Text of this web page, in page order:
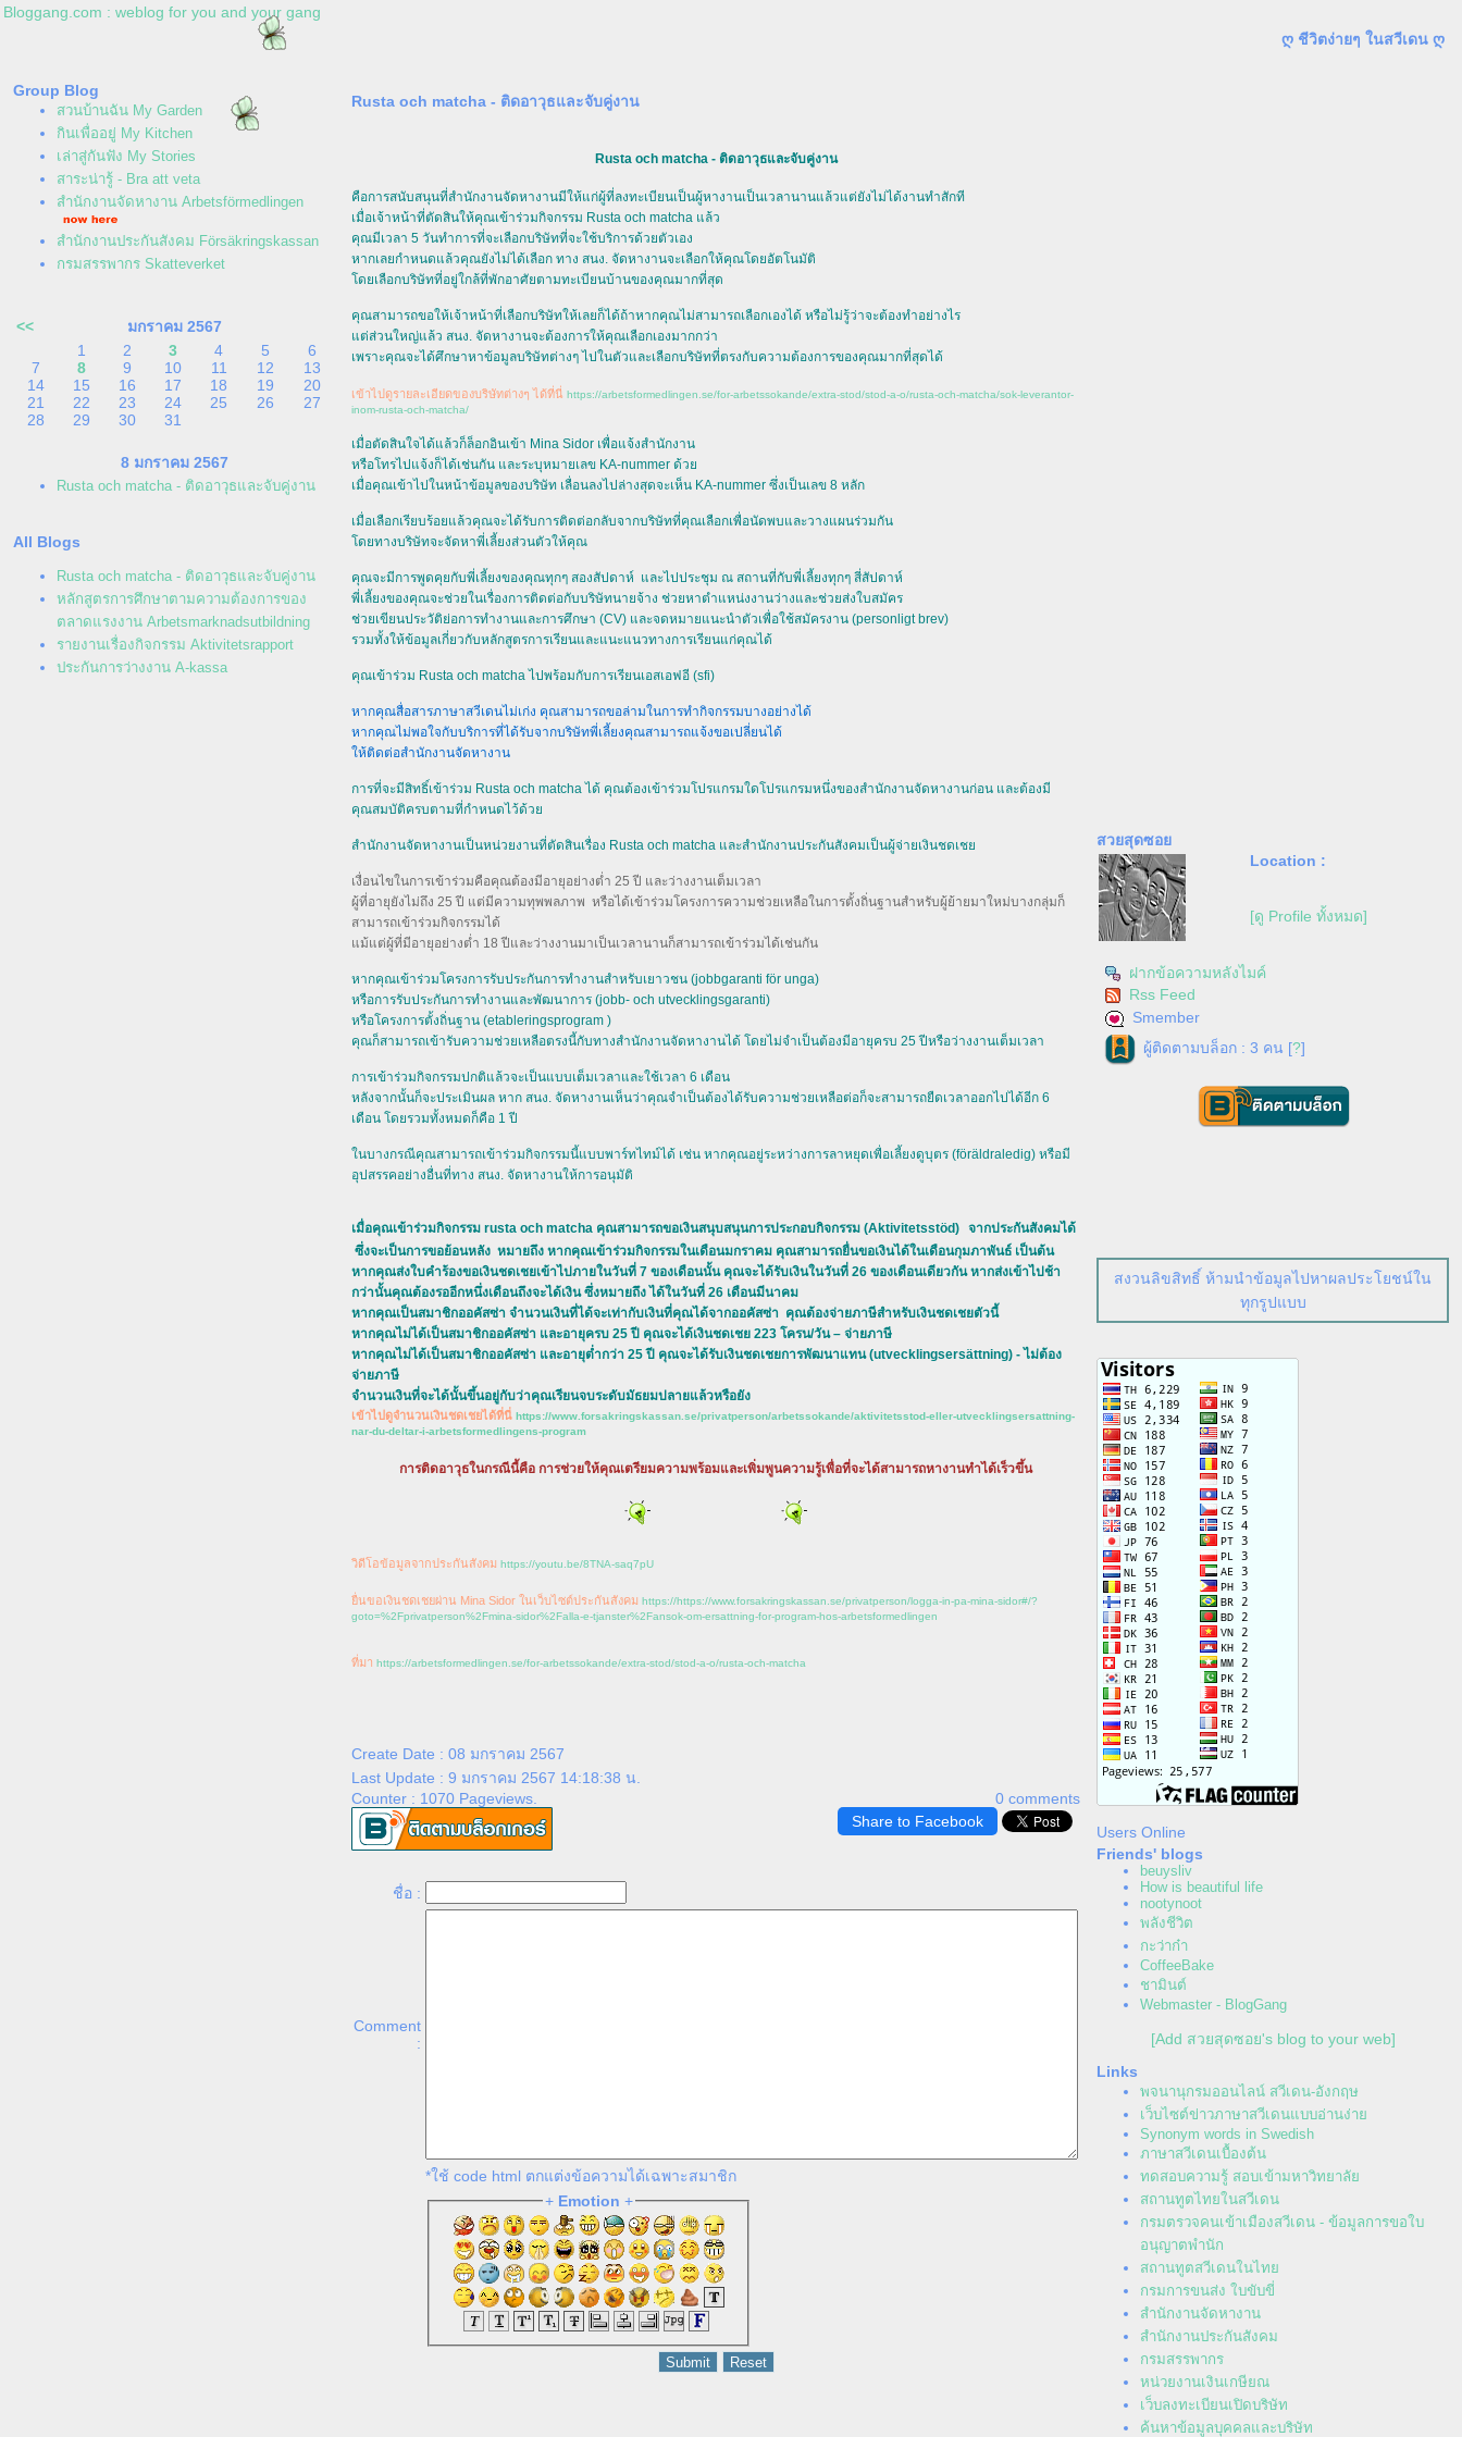
Bloggang.com : weblog for you and your gang
ღ ชีวิตง่ายๆ ในสวีเดน ღ
Group Blog
สวนบ้านฉัน My Garden
กินเพื่ออยู่ My Kitchen
เล่าสู่กันฟัง My Stories
สาระน่ารู้ - Bra att veta
สำนักงานจัดหางาน Arbetsförmedlingen
สำนักงานประกันสังคม Försäkringskassan
กรมสรรพากร Skatteverket
<<
มกราคม 2567
1
2 3 4 5
6
7
8 9 10 11 12
13
14
15 16 17 18 19
20
21
22 23 24 25 26
27
28
29 30 31
8 มกราคม 2567
Rusta och matcha - ติดอาวุธและจับคู่งาน
All Blogs
Rusta och matcha - ติดอาวุธและจับคู่งาน
หลักสูตรการศึกษาตามความต้องการของ
ตลาดแรงงาน Arbetsmarknadsutbildning
รายงานเรื่องกิจกรรม Aktivitetsrapport
ประกันการว่างงาน A-kassa
Rusta och matcha - ติดอาวุธและจับคู่งาน
Rusta och matcha - ติดอาวุธและจับคู่งาน
คือการสนับสนุนที่สำนักงานจัดหางานมีให้แก่ผู้ที่ลงทะเบียนเป็นผู้หางานเป็นเวลานานแล้วแต่ยังไม่ได้งานทำสักที
เมื่อเจ้าหน้าที่ตัดสินให้คุณเข้าร่วมกิจกรรม Rusta och matcha ล้ว
คุณมีเวลา 5 วันทำการที่จะเลือกบริษัทที่จะใช้บริการด้วยตัวเอง
หากเลยกำหนดแล้วคุณยังไม่ได้เลือก ทาง สนง. จัดหางานจะเลือกให้คุณโดยอัตโนมัติ
ดยเลือกบริษัทที่อยู่ใกล้ที่พักอาศัยตามทะเบียนบ้านของคุณมากที่สุด
คุณสามารถขอให้เจ้าหน้าที่เลือกบริษัทให้เลยก็ได้ถ้าหากคุณไม่สามารถเลือกเองได้ หรือไม่รู้ว่าจะต้องทำอย่างไร
ต่ส่วนใหญ่แล้ว สนง. จัดหางานจะต้องการให้คุณเลือกเองมากกว่า
เพราะคุณจะได้ศึกษาหาข้อมูลบริษัทต่างๆ ไปในตัวและเลือกบริษัทที่ตรงกับความต้องการของคุณมากที่สุดได้
เข้าไปดูรายละเอียดของบริษัทต่างๆ ได้ที่นี่ https://arbetsformedlingen.se/for-arbetssokande/extra-stod/stod-a-o/rusta-och-matcha/sok-leverantor-
inom-rusta-och-matcha/
เมื่อตัดสินใจได้แล้วก็ล็อกอินเข้า Mina Sidor เพื่อแจ้งสำนักงาน
หรือโทรไปแจ้งก็ได้เช่นกัน และระบุหมายเลข KA-nummer ด้ว
เมื่อคุณเข้าไปในหน้าข้อมูลของบริษัท เลื่อนลงไปล่างสุดจะเห็น KA-nummer ซึ่งเป็นเลข 8 หลัก
เมื่อเลือกเรียบร้อยแล้วคุณจะได้รับการติดต่อกลับจากบริษัทที่คุณเลือกเพื่อนัดพบและวางแผนร่วมกัน
ดยทางบริษัทจะจัดหาพี่เลี้ยงส่วนตัวให้คุณ
คุณจะมีการพูดคุยกับพี่เลี้ยงของคุณทุกๆ สองสัปดาห์ และไปประชุม ณ สถานที่กับพี่เลี้ยงทุกๆ สี่สัปดาห์
พี่เลี้ยงของคุณจะช่วยในเรื่องการติดต่อกับบริษัทนายจ้าง ช่วยหาตำแหน่งงานว่างและช่วยส่งใบสมัคร
ช่วยเขียนประวัติย่อการทำงานและการศึกษา (CV) และจดหมายแนะนำตัวเพื่อใช้สมัครงาน (personligt brev)
รวมทั้งให้ข้อมูลเกี่ยวกับหลักสูตรการเรียนและแนะแนวทางการเรียนแก่คุณได้
คุณเข้าร่วม Rusta och matcha ไปพร้อมกับการเรียนเอสเอฟอี (sfi)
หากคุณสื่อสารภาษาสวีเดนไม่เก่ง คุณสามารถขอล่ามในการทำกิจกรรมบางอย่างได้
หากคุณไม่พอใจกับบริการที่ได้รับจากบริษัทพี่เลี้ยงคุณสามารถแจ้งขอเปลี่ยนได้
ห้ติดต่อสำนักงานจัดหางาน
การที่จะมีสิทธิ์เข้าร่วม Rusta och matcha ได้ คุณต้องเข้าร่วมโปรแกรมใดโปรแกรมหนึ่งของสำนักงานจัดหางานก่อน และต้องมี
คุณสมบัติครบตามที่กำหนดไว้ด้ว
สำนักงานจัดหางานเป็นหน่วยงานที่ตัดสินเรื่อง Rusta och matcha และสำนักงานประกันสังคมเป็นผู้จ่ายเงินชดเช
เงื่อนไขในการเข้าร่วมคือคุณต้องมีอายุอย่างต่ำ 25 ปี และว่างงานเต็มเวลา
ผู้ที่อายุยังไม่ถึง 25 ปี แต่มีความทุพพลภาพ หรือได้เข้าร่วมโครงการความช่วยเหลือในการตั้งถิ่นฐานสำหรับผู้ย้ายมาใหม่บางกลุ่มก็
สามารถเข้าร่วมกิจกรรมได้
ม้แต่ผู้ที่มีอายุอย่างต่ำ 18 ปีและว่างงานมาเป็นเวลานานก็สามารถเข้าร่วมได้เช่นกัน
หากคุณเข้าร่วมโครงการรับประกันการทำงานสำหรับเยาวชน (jobbgaranti för unga)
หรือการรับประกันการทำงานและพัฒนาการ (jobb- och utvecklingsgaranti)
หรือโครงการตั้งถิ่นฐาน (etableringsprogram )
คุณก็สามารถเข้ารับความช่วยเหลือตรงนี้กับทางสำนักงานจัดหางานได้ โดยไม่จำเป็นต้องมีอายุครบ 25 ปีหรือว่างงานเต็มเวลา
การเข้าร่วมกิจกรรมปกติแล้วจะเป็นแบบเต็มเวลาและใช้เวลา 6 เดือน
หลังจากนั้นก็จะประเมินผล หาก สนง. จัดหางานเห็นว่าคุณจำเป็นต้องได้รับความช่วยเหลือต่อก็จะสามารถยืดเวลาออกไปได้อีก 6
เดือน โดยรวมทั้งหมดก็คือ 1 ปี
นบางกรณีคุณสามารถเข้าร่วมกิจกรรมนี้แบบพาร์ทไทม์ได้ เช่น หากคุณอยู่ระหว่างการลาหยุดเพื่อเลี้ยงดูบุตร (föräldraledig) หรือมี
อุปสรรคอย่างอื่นที่ทาง สนง. จัดหางานให้การอนุมัติ
เมื่อคุณเข้าร่วมกิจกรรม rusta och matcha คุณสามารถขอเงินสนุบสนุนการประกอบกิจกรรม (Aktivitetsstöd) จากประกันสังคมได้
ซึ่งจะเป็นการขอย้อนหลัง หมายถึง หากคุณเข้าร่วมกิจกรรมในเดือนมกราคม คุณสามารถยื่นขอเงินได้ในเดือนกุมภาพันธ์ เป็นต้น
หากคุณส่งใบคำร้องขอเงินชดเชยเข้าไปภายในวันที่ 7 ของเดือนนั้น คุณจะได้รับเงินในวันที่ 26 ของเดือนเดียวกัน หากส่งเข้าไปช้า
กว่านั้นคุณต้องรออีกหนึ่งเดือนถึงจะได้เงิน ซึ่งหมายถึง ได้ในวันที่ 26 เดือนมีนาคม
หากคุณเป็นสมาชิกออคัสซ่า จำนวนเงินที่ได้จะเท่ากับเงินที่คุณได้จากออคัสซ่า คุณต้องจ่ายภาษีสำหรับเงินชดเชยตัวนี้
หากคุณไม่ได้เป็นสมาชิกออคัสซ่า และอายุครบ 25 ปี คุณจะได้เงินชดเชย 223 โครน/วัน – จ่ายภาษี
หากคุณไม่ได้เป็นสมาชิกออคัสซ่า และอายุต่ำกว่า 25 ปี คุณจะได้รับเงินชดเชยการพัฒนาแทน (utvecklings­ersättning) - ไม่ต้อง
จ่ายภาษี
จำนวนเงินที่จะได้นั้นขึ้นอยู่กับว่าคุณเรียนจบระดับมัธยมปลายแล้วหรือยัง
เข้าไปดูจำนวนเงินชดเชยได้ที่นี่ https://www.forsakringskassan.se/privatperson/arbetssokande/aktivitetsstod-eller-utvecklingsersattning-
nar-du-deltar-i-arbetsformedlingens-program
การติดอาวุธในกรณีนี้คือ การช่วยให้คุณเตรียมความพร้อมและเพิ่มพูนความรู้เพื่อที่จะได้สามารถหางานทำได้เร็วขึ้น
วิดีโอข้อมูลจากประกันสังคม https://youtu.be/8TNA-saq7pU
ื่นขอเงินชดเชยผ่าน Mina Sidor ในเว็บไซต์ประกันสังคม https://https://www.forsakringskassan.se/privatperson/logga-in-pa-mina-sidor#/?
goto=%2Fprivatperson%2Fmina-sidor%2Falla-e-tjanster%2Fansok-om-ersattning-for-program-hos-arbetsformedlingen
ที่มา https://arbetsformedlingen.se/for-arbetssokande/extra-stod/stod-a-o/rusta-och-matcha
Create Date : 08 มกราคม 2567
Last Update : 9 มกราคม 2567 14:18:38 น.
0 comments
Counter : 1070 Pageviews.
Share to Facebook
ชื่อ :
Comment
:
*ใช้ code html ตกแต่งข้อความได้เฉพาะสมาชิก
+ Emotion +
สวยสุดซอ
Location :
[ดู Profile ทั้งหมด]
ฝากข้อความหลังไมค์
Rss Feed
Smember
ผู้ติดตามบล็อก : 3 คน [?]
สงวนลิขสิทธิ์ ห้ามนำข้อมูลไปหาผลประโยชน์ใน
ทุกรูปแบบ
Users Online
Friends' blogs
beuysliv
How is beautiful life
nootynoot
พลังชีวิต
กะว่าก๋า
CoffeeBake
ชามินต์
Webmaster - BlogGang
[Add สวยสุดซอย's blog to your web]
Links
พจนานุกรมออนไลน์ สวีเดน-อังกฤษ
เว็บไซต์ข่าวภาษาสวีเดนแบบอ่านง่า
Synonym words in Swedish
ภาษาสวีเดนเบื้องต้น
ทดสอบความรู้ สอบเข้ามหาวิทยาลั
สถานทูตไทยในสวีเดน
กรมตรวจคนเข้าเมืองสวีเดน - ข้อมูลการขอใบ
อนุญาตพำนัก
สถานทูตสวีเดนในไท
กรมการขนส่ง ใบขับขี่
สำนักงานจัดหางาน
สำนักงานประกันสังคม
กรมสรรพากร
หน่วยงานเงินเกษียณ
เว็บลงทะเบียนเปิดบริษัท
ค้นหาข้อมูลบุคคลและบริษัท